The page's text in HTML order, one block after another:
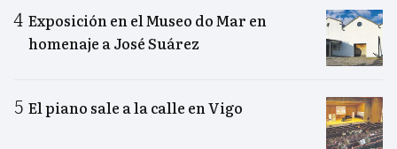
Exposición en el Museo do Mar en
homenaje a José Suárez
El piano sale a la calle en Vigo